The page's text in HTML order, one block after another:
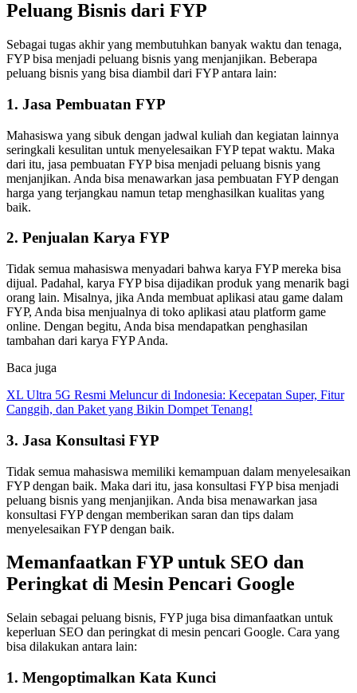
Peluang Bisnis dari FYP
Sebagai tugas akhir yang membutuhkan banyak waktu dan tenaga,
FYP bisa menjadi peluang bisnis yang menjanjikan. Beberapa
peluang bisnis yang bisa diambil dari FYP antara lain:
1. Jasa Pembuatan FYP
Mahasiswa yang sibuk dengan jadwal kuliah dan kegiatan lainnya
seringkali kesulitan untuk menyelesaikan FYP tepat waktu. Maka
dari itu, jasa pembuatan FYP bisa menjadi peluang bisnis yang
menjanjikan. Anda bisa menawarkan jasa pembuatan FYP dengan
harga yang terjangkau namun tetap menghasilkan kualitas yang
baik.
2. Penjualan Karya FYP
Tidak semua mahasiswa menyadari bahwa karya FYP mereka bisa
dijual. Padahal, karya FYP bisa dijadikan produk yang menarik bagi
orang lain. Misalnya, jika Anda membuat aplikasi atau game dalam
FYP, Anda bisa menjualnya di toko aplikasi atau platform game
online. Dengan begitu, Anda bisa mendapatkan penghasilan
tambahan dari karya FYP Anda.
Baca juga
XL Ultra 5G Resmi Meluncur di Indonesia: Kecepatan Super, Fitur
Canggih, dan Paket yang Bikin Dompet Tenang!
3. Jasa Konsultasi FYP
Tidak semua mahasiswa memiliki kemampuan dalam menyelesaikan
FYP dengan baik. Maka dari itu, jasa konsultasi FYP bisa menjadi
peluang bisnis yang menjanjikan. Anda bisa menawarkan jasa
konsultasi FYP dengan memberikan saran dan tips dalam
menyelesaikan FYP dengan baik.
Memanfaatkan FYP untuk SEO dan
Peringkat di Mesin Pencari Google
Selain sebagai peluang bisnis, FYP juga bisa dimanfaatkan untuk
keperluan SEO dan peringkat di mesin pencari Google. Cara yang
bisa dilakukan antara lain:
1. Mengoptimalkan Kata Kunci